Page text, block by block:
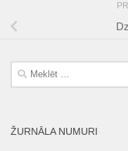
Meklēt:
ŽURNĀLA NUMURI